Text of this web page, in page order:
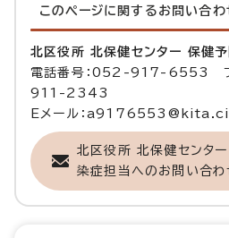
このページに関する お問い合わ
北区役所 北保健センター 保健
電話番号：052-917-6553 フ
911-2343
Eメール：
北区役所 北保健センタ
染症担当へのお問い合わ